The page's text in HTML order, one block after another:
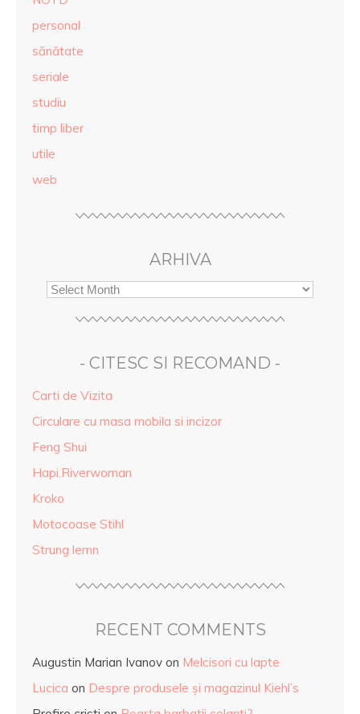
personal
sănătate
seriale
studiu
timp liber
utile
web
ARHIVA
- CITESC SI RECOMAND -
Carti de Vizita
Circulare cu masa mobila si incizor
Feng Shui
Hapi.Riverwoman
Kroko
Motocoase Stihl
Strung lemn
RECENT COMMENTS
Augustin Marian Ivanov on Melcisori cu lapte
Lucica on Despre produsele și magazinul Kiehl’s